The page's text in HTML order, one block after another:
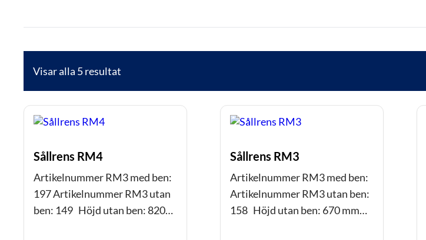
Visar alla 5 resultat
Sållrens RM4
Artikelnummer RM3 med ben:
197 Artikelnummer RM3 utan
ben: 149 Höjd utan ben: 820…
Sållrens RM3
Artikelnummer RM3 med ben:
Artikelnummer RM3 utan ben:
158 Höjd utan ben: 670 mm…